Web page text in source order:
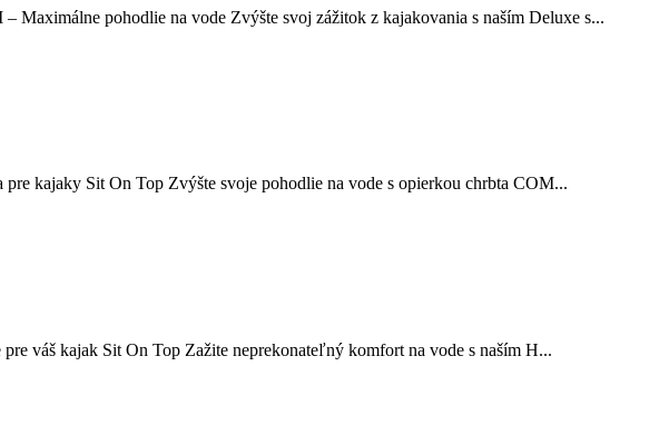
pohodlie na vode Zvýšte svoj zážitok z kajakovania s naším Deluxe s...
kajaky Sit On Top Zvýšte svoje pohodlie na vode s opierkou chrbta COM...
váš kajak Sit On Top Zažite neprekonateľný komfort na vode s naším H...